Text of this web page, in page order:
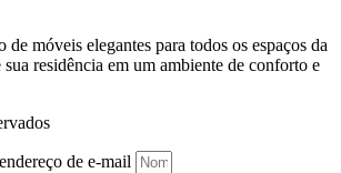
de móveis elegantes para todos os espaços da
sua residência em um ambiente de conforto e
de e-mail